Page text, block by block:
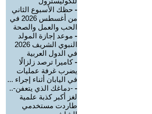
- حظك الأسبوع الثاني
من أغسطس 2026 في
الحب والعمل والصحة
- موعد إجازة المولد
النبوي الشريف 2026
في الدول العربية
-كاميرا ترصد زلزالًا
يضرب غرفة عمليات
في اليابان أثناء إجراء ...
- -دماغك الذي يتعفن-..
لغز أكبر كذبة علمية
طاردت مستخدمي